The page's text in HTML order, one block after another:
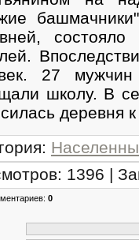
27
школу. В
деревня
:
: 1396 |
: 0